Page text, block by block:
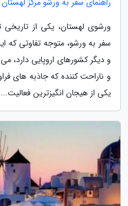
ورشوی لهستان، یکی از
سفر به ورشو، متوجه تفاوتی که
و دیگر کشورهای اروپایی دارد،
و ناراحت کننده که جاذبه های
یکی از هیجان انگیزترین فعالیت...